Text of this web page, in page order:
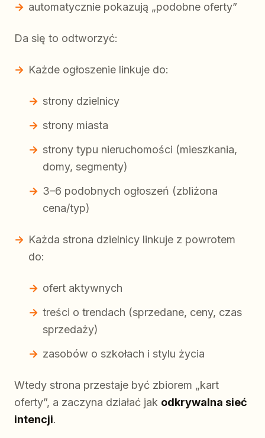
automatycznie pokazują „podobne oferty”
Da się to odtworzyć:
Każde ogłoszenie linkuje do:
strony dzielnicy
strony miasta
strony typu nieruchomości (mieszkania,
domy, segmenty)
3–6 podobnych ogłoszeń (zbliżona
cena/typ)
Każda strona dzielnicy linkuje z powrotem
do:
ofert aktywnych
treści o trendach (sprzedane, ceny, czas
sprzedaży)
zasobów o szkołach i stylu życia
Wtedy strona przestaje być zbiorem „kart
oferty”, a zaczyna działać jak odkrywalna sieć
intencji.